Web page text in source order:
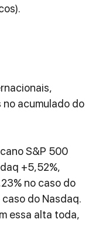
acumulado do
S&P 500
+5,52%,
no caso do
do Nasdaq.
essa alta toda,